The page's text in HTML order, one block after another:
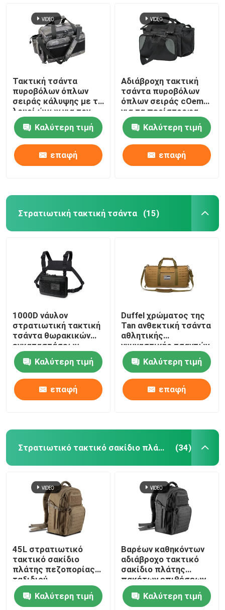
Τακτική τσάντα
πυροβόλων όπλων
σειράς κάλυψης με το
λουρί ώμων για τον
τακτικό πυροβολισμό
Καλύτερη τιμή
επαφή
Αδιάβροχη τακτική
τσάντα πυροβόλων
όπλων σειράς cOem
για τα περίστροφα
και το μαύρο γκρι
πυρομαχικών
Καλύτερη τιμή
επαφή
Στρατιωτική τακτική τσάντα (15)
1000D νάυλον
στρατιωτική τακτική
τσάντα θωρακικών
εγκαταστάσεων
γεώτρησης τσαντών
με το σχέδιο Molle
περικοπών λέιζερ
Καλύτερη τιμή
επαφή
Duffel χρώματος της
Tan ανθεκτική τσάντα
αθλητικής
γυμναστικής τσαντών
40L με το
αντιολισθητικό χαλί
Καλύτερη τιμή
επαφή
Στρατιωτικό τακτικό σακίδιο πλάτης (34)
45L στρατιωτικό
τακτικό σακίδιο
πλάτης πεζοπορίας
ταξιδιού
στρατοπέδευσης
σακιδίων πλάτης
Καλύτερη τιμή
Βαρέων καθηκόντων
αδιάβροχο τακτικό
σακίδιο πλάτης
πακέτων επιθέσεων
στρατού ODM
Καλύτερη τιμή